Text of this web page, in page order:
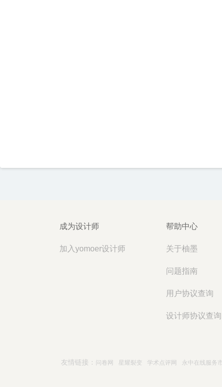
成为设计师
加入yomoer设计师
帮助中心
关于柚墨
问题指南
用户协议查询
设计师协议查询
友情链接： 问卷网 星耀裂变 学术点评网 永中在线服务